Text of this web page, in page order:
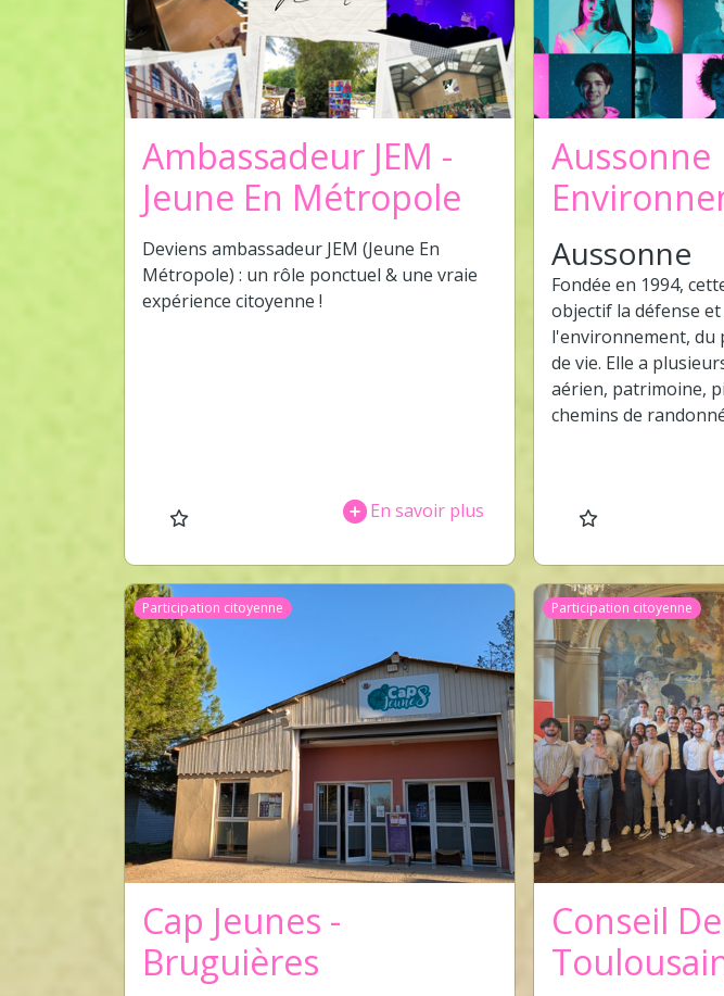
Ambassadeur JEM -
Jeune En Métropole
Deviens ambassadeur JEM (Jeune En
Métropole) : un rôle ponctuel & une vraie
expérience citoyenne !
En savoir plus
Aussonne
Aussonne
Fondée en 1994,
objectif la défense
l'environnement, du
de vie. Elle a
aérien, patrimoine,
chemins de
Participation citoyenne
Cap Jeunes -
Bruguières
Participation citoyenne
Conseil